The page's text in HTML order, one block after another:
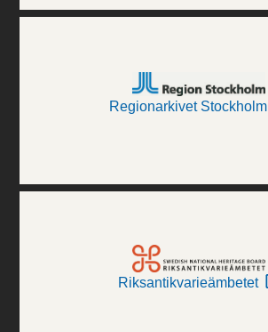
Regionarkivet Stockholm
Riksantikvarieämbetet